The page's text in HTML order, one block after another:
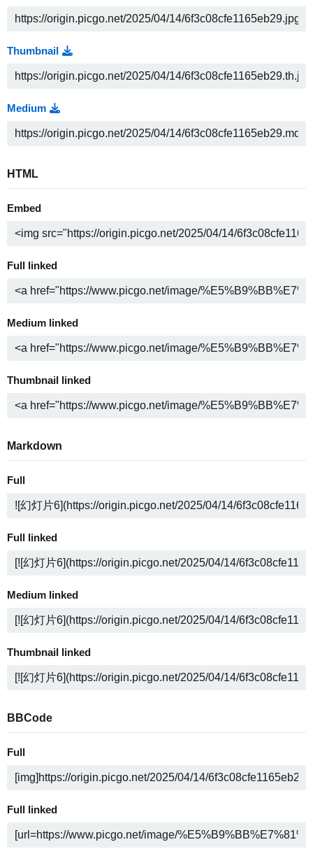
Thumbnail
Medium
HTML
Embed
Full linked
Medium linked
Thumbnail linked
Markdown
Full
Full linked
Medium linked
Thumbnail linked
BBCode
Full
Full linked